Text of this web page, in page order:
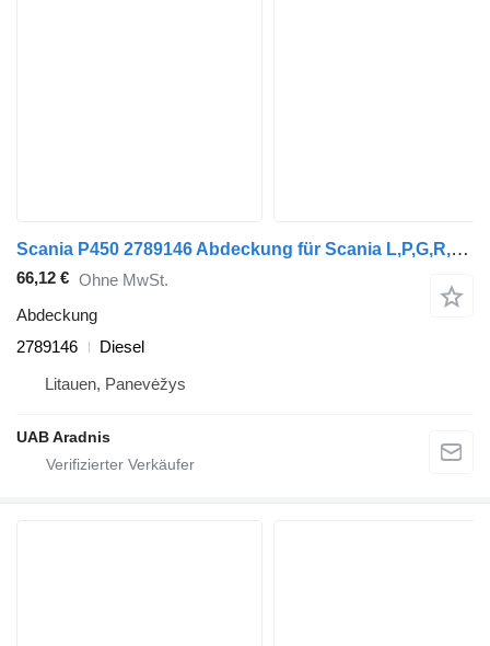
Scania P450 2789146 Abdeckung für Scania L,P,G,R,S series LKW
66,12 € Ohne MwSt.
Abdeckung
2789146
Diesel
Litauen, Panevėžys
UAB Aradnis